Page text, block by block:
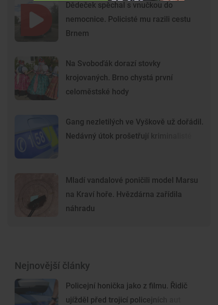
Dědeček spěchal s vnučkou do
nemocnice. Policisté mu razili cestu
Brnem
Na Svoboďák dorazí stovky
krojovaných. Brno chystá první
celoměstské hody
Gang nezletilých ve Vyškově už dořádil.
Nedávný útok prošetřují kriminalisté
Mladí vandalové poničili model Marsu
na Kraví hoře. Hvězdárna zařídila
náhradu
Nejnovější články
Policejní honička jako z filmu. Řidič
ujížděl před trojicí policejních aut